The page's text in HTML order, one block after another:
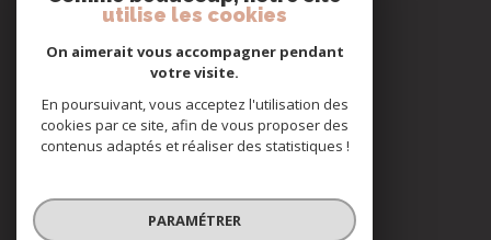
Nos honoraires
Cookies
© 2026 | Tous droits réservés
utilise les cookies
On aimerait vous accompagner pendant
votre visite.
En poursuivant, vous acceptez l'utilisation des
cookies par ce site, afin de vous proposer des
contenus adaptés et réaliser des statistiques !
PARAMÉTRER